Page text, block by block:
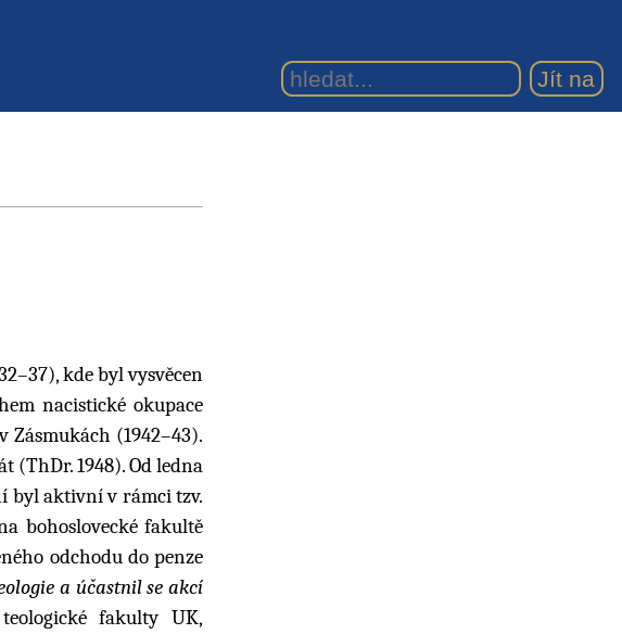
kde byl vysvěcen
nacistické okupace
(1942–43).
(ThDr. 1948). Od ledna
byl aktivní v rámci tzv.
bohoslovecké fakultě
odchodu do penze
a účastnil se akcí
fakulty UK,